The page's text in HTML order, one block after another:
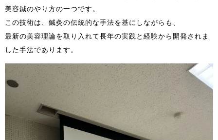
美容鍼のやり方の一つです。
この技術は、鍼灸の伝統的な手法を基にしながらも、
最新の美容理論を取り入れて長年の実践と経験から開発されま
した手法であります。